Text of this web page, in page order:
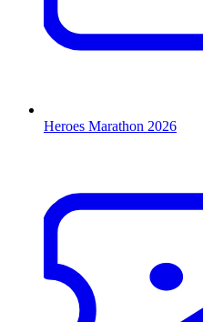
Heroes Marathon 2026